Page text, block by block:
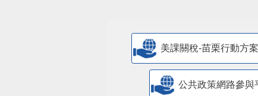
美課關稅-苗栗行動方案
公共政策網路參與